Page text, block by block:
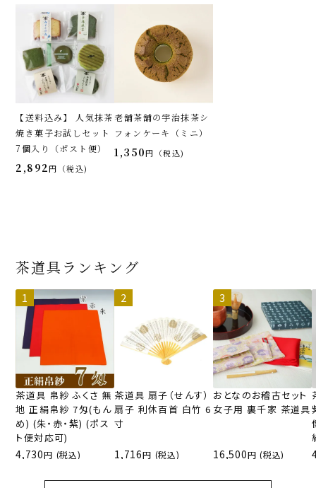
【送料込み】 人気抹茶
焼き菓子お試しセット
7個入り（ポスト便）
2,892 税込
老舗茶舗の宇治抹茶シ
フォンケーキ（ミニ）
1,350 税込
茶道具ランキング
茶道具 帛紗 ふくさ 無
地 正絹帛紗 7匁(もん
め) (朱・赤・紫) (ポス
ト便対応可)
4,730 (税込)
茶道具 扇子（せんす）
扇子 利休百首 白竹 6
寸
1,716 (税込)
おとなのお稽古セット
女子用 裏千家 茶道具
16,500 (税込)